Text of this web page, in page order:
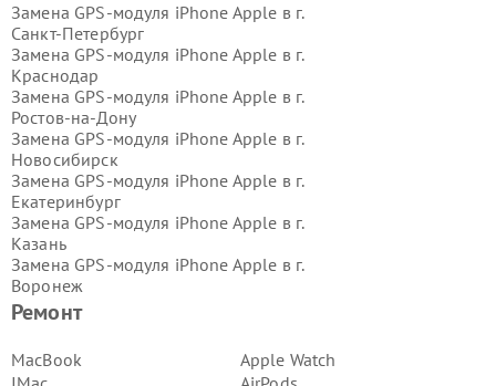
Ремонт
MacBook
Apple Watch
Замена GPS-модуля iPhone Apple в г.
Санкт-Петербург
Замена GPS-модуля iPhone Apple в г.
Краснодар
Замена GPS-модуля iPhone Apple в г.
Ростов-на-Дону
Замена GPS-модуля iPhone Apple в г.
Новосибирск
Замена GPS-модуля iPhone Apple в г.
Екатеринбург
Замена GPS-модуля iPhone Apple в г.
Казань
Замена GPS-модуля iPhone Apple в г.
Воронеж
Замена GPS-модуля iPhone Apple в г.
Замена GPS-модуля iPhone Apple в г.
Самара